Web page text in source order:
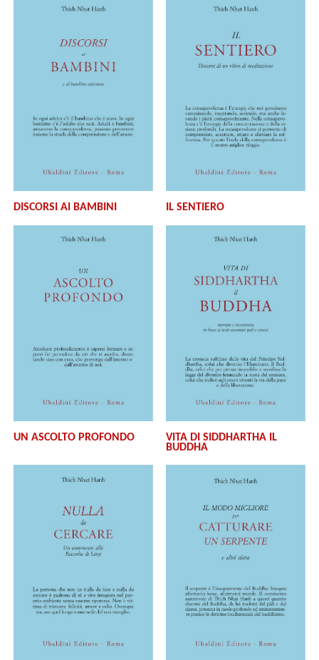
DISCORSI AI BAMBINI IL SENTIERO
UN ASCOLTO PROFONDO
VITA DI SIDDHARTHA IL
BUDDHA